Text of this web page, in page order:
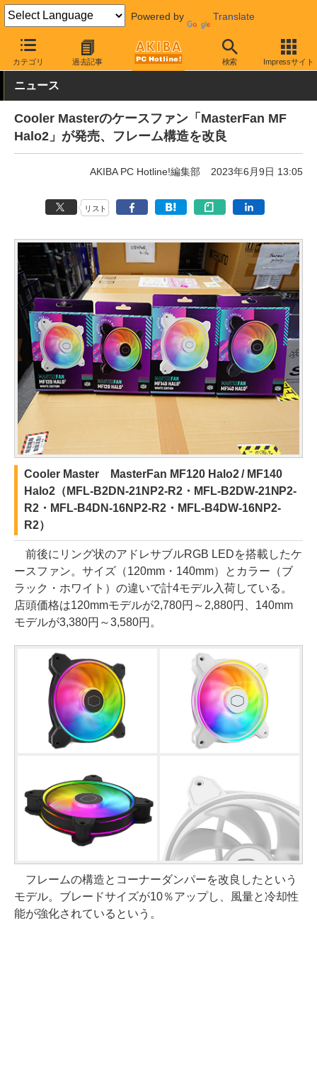
Powered by Translate
カテゴリ 過去記事 検索 Impressサイト
AKIBA PC Hotline! PCパーツ ファン関連製品 ケースファン
ニュース
Cooler Masterのケースファン「MasterFan MF
Halo2」が発売、フレーム構造を改良
AKIBA PC Hotline!編集部 2023年6月9日 13:05
リスト
Cooler Master MasterFan MF120 Halo2 / MF140
Halo2（MFL-B2DN-21NP2-R2・MFL-B2DW-21NP2-
R2・MFL-B4DN-16NP2-R2・MFL-B4DW-16NP2-
R2）
前後にリング状のアドレサブルRGB LEDを搭載したケ
ースファン。サイズ（120mm・140mm）とカラー（ブ
ラック・ホワイト）の違いで計4モデル入荷している。
店頭価格は120mmモデルが2,780円～2,880円、140mm
モデルが3,380円～3,580円。
フレームの構造とコーナーダンパーを改良したという
モデル。ブレードサイズが10％アップし、風量と冷却性
能が強化されているという。